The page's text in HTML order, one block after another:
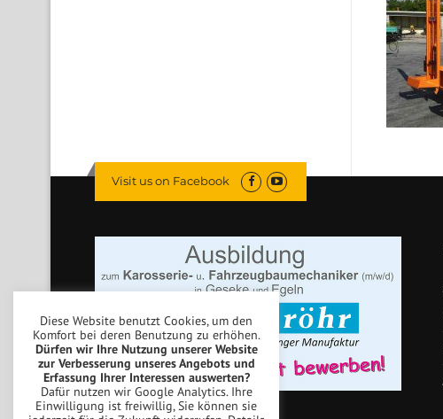
Visit us on Facebook
Diese Website benutzt Cookies, um den
Komfort bei deren Benutzung zu erhöhen.
Dürfen wir Ihre Nutzung unserer Website
zur Verbesserung unseres Angebots und
Erfassung Ihrer Interessen auswerten?
Dafür nutzen wir Google Analytics. Ihre
Einwilligung ist freiwillig, Sie können sie